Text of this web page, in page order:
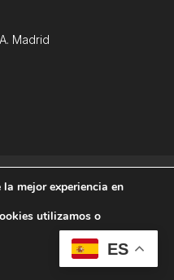
Madrid
Política de Cookies
Fugit Studio
ES
mejor experiencia en
utilizamos o